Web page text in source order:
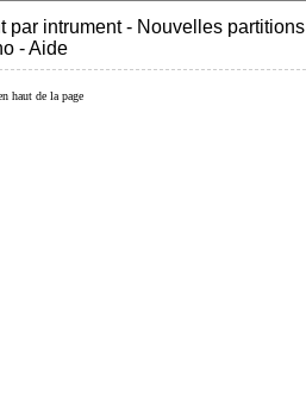
par intrument- Nouvelles partitions
-Aide
haut de la page